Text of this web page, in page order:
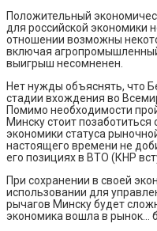
Положительный
для российской экономики
отношении возможны
включая
выигрыш несомненен.
Нет нужды объяснять, что
стадии вхождения во
Помимо необходимости
Минску стоит позаботиться
экономики статуса
настоящего времени не
его позициях в ВТО (КНР
При сохранении в своей
использовании для
рычагов Минску будет
экономика вошла в рынок…